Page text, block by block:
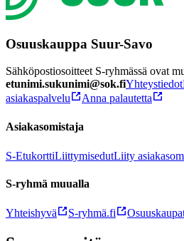
Osuuskauppa Suur-Savo
Sähköpostiosoitteet S-ryhmässä ovat
etunimi.sukunimi@sok.fiYhteystiedot
asiakaspalvelu
Anna palautetta
Asiakasomistaja
S-EtukorttiLiittymisedutLiity
S-ryhmä muualla
Yhteishyvä S-ryhmä.fi